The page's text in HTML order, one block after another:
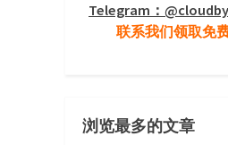
Telegram：
联系我们领取免
浏览最多的文章